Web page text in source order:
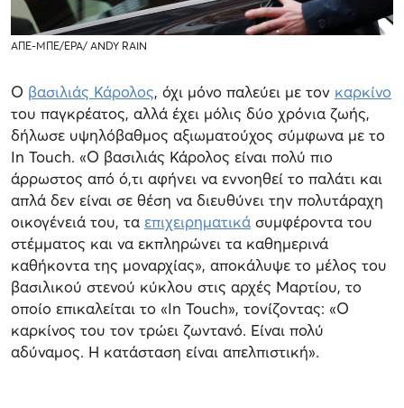
ΑΠΕ-ΜΠΕ/ΕΡΑ/ ANDY RAIN
Ο βασιλιάς Κάρολος, όχι μόνο παλεύει με τον καρκίνο
του παγκρέατος, αλλά έχει μόλις δύο χρόνια ζωής,
δήλωσε υψηλόβαθμος αξιωματούχος σύμφωνα με το
In Touch. «Ο βασιλιάς Κάρολος είναι πολύ πιο
άρρωστος από ό,τι αφήνει να εννοηθεί το παλάτι και
απλά δεν είναι σε θέση να διευθύνει την πολυτάραχη
οικογένειά του, τα επιχειρηματικά συμφέροντα του
στέμματος και να εκπληρώνει τα καθημερινά
καθήκοντα της μοναρχίας», αποκάλυψε το μέλος του
βασιλικού στενού κύκλου στις αρχές Μαρτίου, το
οποίο επικαλείται το «In Touch», τονίζοντας: «Ο
καρκίνος του τον τρώει ζωντανό. Είναι πολύ
αδύναμος. Η κατάσταση είναι απελπιστική».